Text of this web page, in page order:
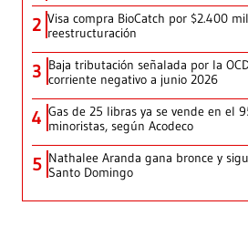
2 Visa compra BioCatch por $2.400
reestructuración
3 Baja tributación señalada por la
corriente negativo a junio 2026
4 Gas de 25 libras ya se vende en el
minoristas, según Acodeco
5 Nathalee Aranda gana bronce y
Santo Domingo